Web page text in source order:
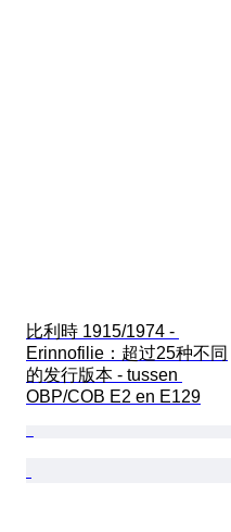
比利時 1915/1974 -
Erinnofilie：超过25种不同
的发行版本 - tussen
OBP/COB E2 en E129